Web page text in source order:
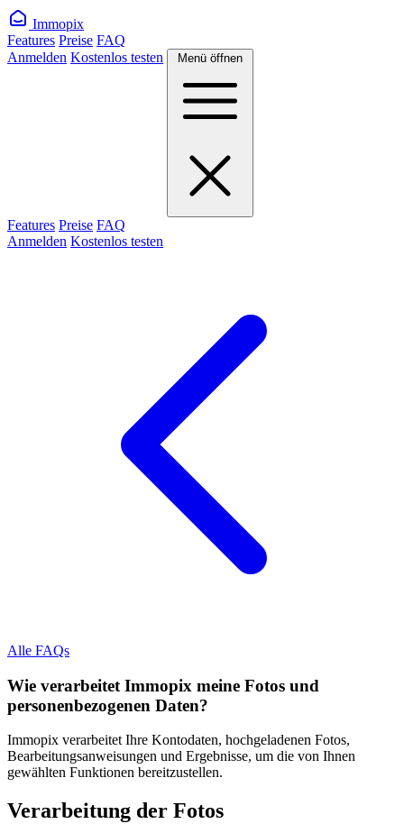
Immopix
Features Preise FAQ
Anmelden Kostenlos testen Menü öffnen
Features Preise FAQ
Anmelden Kostenlos testen
Alle FAQs
Wie verarbeitet Immopix meine Fotos und
personenbezogenen Daten?
Immopix verarbeitet Ihre Kontodaten, hochgeladenen Fotos,
Bearbeitungsanweisungen und Ergebnisse, um die von Ihnen
gewählten Funktionen bereitzustellen.
Verarbeitung der Fotos